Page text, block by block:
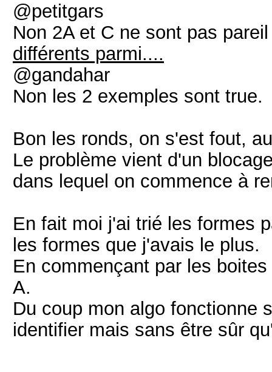
@petitgars
Non 2A et C ne sont pas
différents parmi....
@gandahar
Non les 2 exemples sont true.
Bon les ronds, on s'est fout,
Le problème vient d'un
dans lequel on commence à
En fait moi j'ai trié les formes
les formes que j'avais le plus.
En commençant par les
A.
Du coup mon algo fonctionne
identifier mais sans être sûr